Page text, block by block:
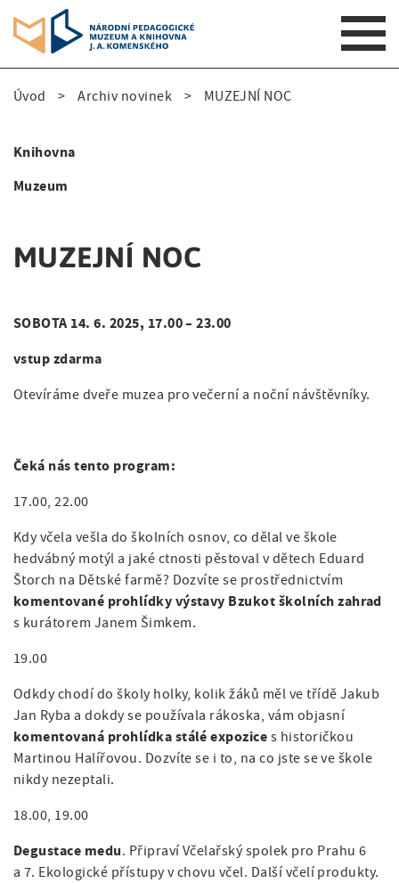
r
o
e
á
a
v
i
g
a
c
e
Úvod Archiv novinek MUZEJNÍ NOC
MUZEJNÍ NOC
SOBOTA 14. 6. 2025, 17.00 – 23.00
vstup zdarma
Otevíráme dveře muzea pro večerní a noční návštěvníky.
Čeká nás tento program:
17.00, 22.00
Kdy včela vešla do školních osnov, co dělal ve škole
hedvábný motýl a jaké ctnosti pěstoval v dětech Eduard
Štorch na Dětské farmě? Dozvíte se prostřednictvím
komentované prohlídky výstavy Bzukot školních zahrad
s kurátorem Janem Šimkem.
19.00
Odkdy chodí do školy holky, kolik žáků měl ve třídě Jakub
Jan Ryba a dokdy se používala rákoska, vám objasní
komentovaná prohlídka stálé expozice s historičkou
Martinou Halířovou. Dozvíte se i to, na co jste se ve škole
nikdy nezeptali.
18.00, 19.00
Degustace medu. Připraví Včelařský spolek pro Prahu 6
a 7. Ekologické přístupy v chovu včel. Další včelí produkty.
e
a
v
i
a
o
n
Knihovna
Muzeum